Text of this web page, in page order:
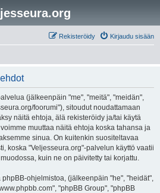
Kirjaudu sisään
Rekisteröidy
(jälkeenpäin "me", "meitä", "meidän",
foorumi"), sitoudut noudattamaan
näitä ehtoja, älä rekisteröidy ja/tai käytä
muuttaa näitä ehtoja koska tahansa ja
sinua. On kuitenkin suositeltavaa
koska "Veljesseura.org"-palvelun käyttö vaatii
kuin ne on päivitetty tai korjattu.
ohjelmistoa, (jälkeenpäin "he", "heidät",
"phpBB Group", "phpBB